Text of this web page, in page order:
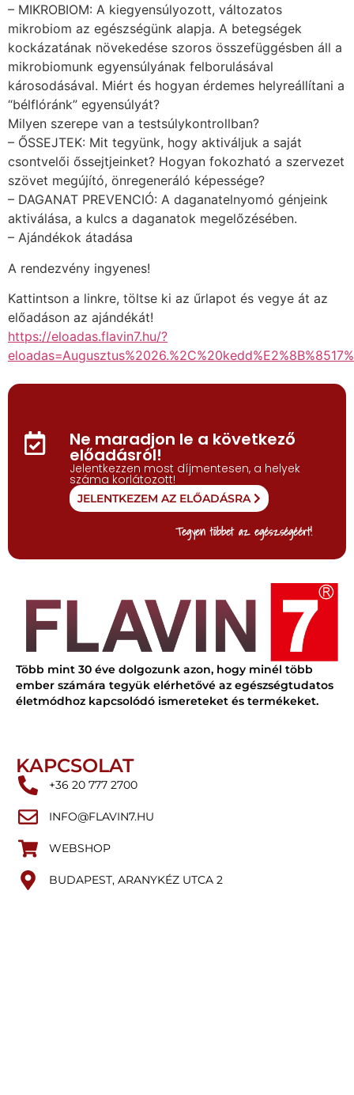
– MIKROBIOM: A kiegyensúlyozott, változatos
mikrobiom az egészségünk alapja. A betegségek
kockázatának növekedése szoros összefüggésben áll a
mikrobiomunk egyensúlyának felborulásával
károsodásával. Miért és hogyan érdemes helyreállítani a
“bélflóránk” egyensúlyát?
Milyen szerepe van a testsúlykontrollban?
– ŐSSEJTEK: Mit tegyünk, hogy aktiváljuk a saját
csontvelői őssejtjeinket? Hogyan fokozható a szervezet
szövet megújító, önregeneráló képessége?
– DAGANAT PREVENCIÓ: A daganatelnyomó génjeink
aktiválása, a kulcs a daganatok megelőzésében.
– Ajándékok átadása
A rendezvény ingyenes!
Kattintson a linkre, töltse ki az űrlapot és vegye át az
előadáson az ajándékát!
https://eloadas.flavin7.hu/?
Tegyen többet az egészségéért!
Ne maradjon le a következő
előadásról!
Jelentkezzen most díjmentesen, a helyek
száma korlátozott!
JELENTKEZEM AZ ELŐADÁSRA
Több mint 30 éve dolgozunk azon, hogy minél több
ember számára tegyük elérhetővé az egészségtudatos
életmódhoz kapcsolódó ismereteket és termékeket.
KAPCSOLAT
+36 20 777 2700
INFO@FLAVIN7.HU
WEBSHOP
BUDAPEST, ARANYKÉZ UTCA 2